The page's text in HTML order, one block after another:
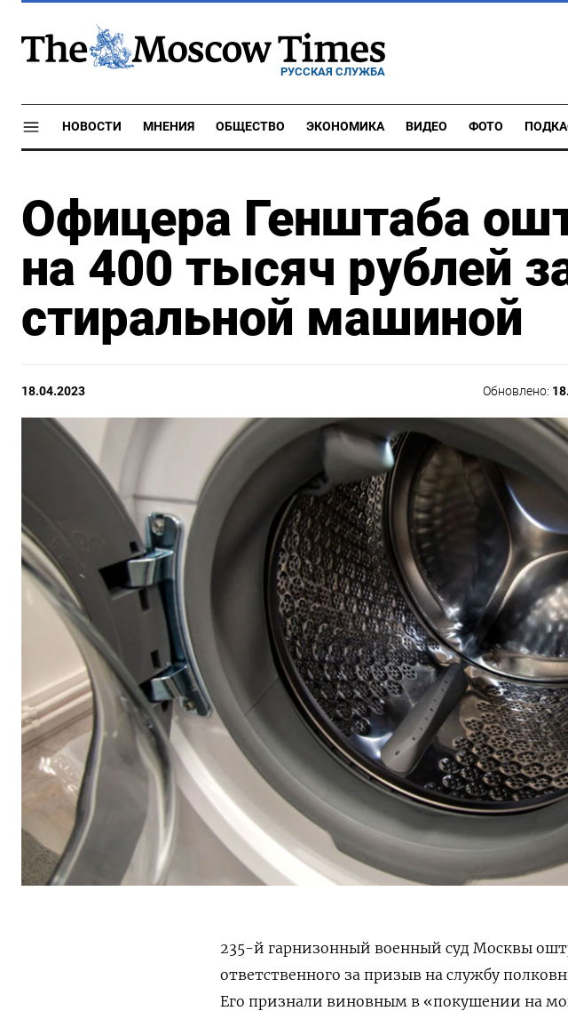
РУССКАЯ СЛУЖБА
НОВОСТИ МНЕНИЯ ОБЩЕСТВО ЭКОНОМИКА ВИДЕО ФОТО
Офицера Генштаба
на 400 тысяч рублей
стиральной машиной
18.04.2023 Обновлено:
235-й гарнизонный военный суд Москвы
ответственного за призыв на службу
Его признали виновным в «покушении на